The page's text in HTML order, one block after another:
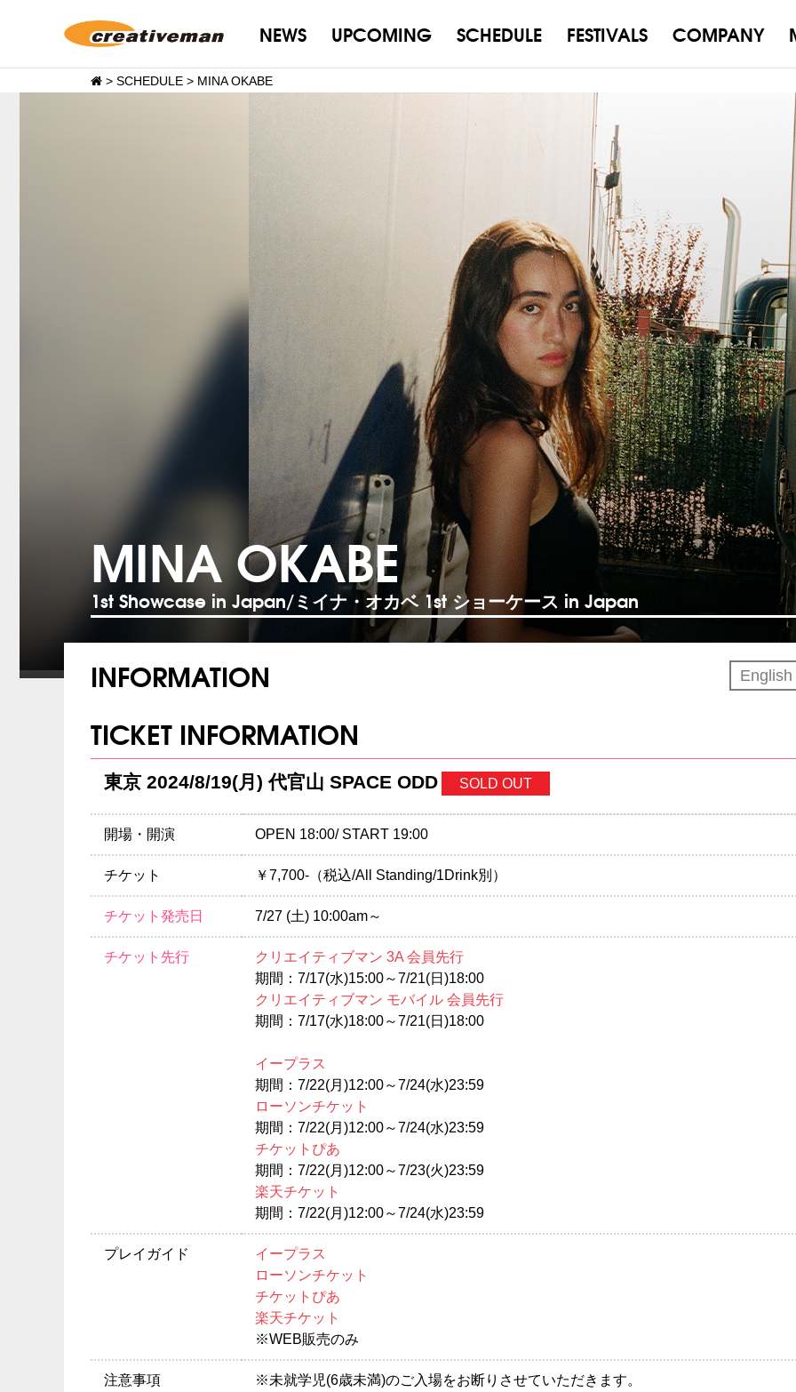
NEWS UPCOMING SCHEDULE FESTIVALS COMPANY
> SCHEDULE > MINA OKABE
MINA OKABE
1st Showcase in Japan/ミイナ・オカベ 1st ショーケース in Japan
English
INFORMATION
TICKET INFORMATION
東京 2024/8/19(月) 代官山 SPACE ODD SOLD OUT
開場・開演 OPEN 18:00/ START 19:00
チケット ￥7,700-（税込/All Standing/1Drink別）
チケット発売日 7/27 (土) 10:00am～
チケット先行
クリエイティブマン 3A 会員先行
期間：7/17(水)15:00～7/21(日)18:00
クリエイティブマン モバイル 会員先行
期間：7/17(水)18:00～7/21(日)18:00
イープラス
期間：7/22(月)12:00～7/24(水)23:59
ローソンチケット
期間：7/22(月)12:00～7/24(水)23:59
チケットぴあ
期間：7/22(月)12:00～7/23(火)23:59
楽天チケット
期間：7/22(月)12:00～7/24(水)23:59
プレイガイド
イープラス
ローソンチケット
チケットぴあ
楽天チケット
※WEB販売のみ
注意事項
※未就学児(6歳未満)のご入場をお断りさせていただきます。